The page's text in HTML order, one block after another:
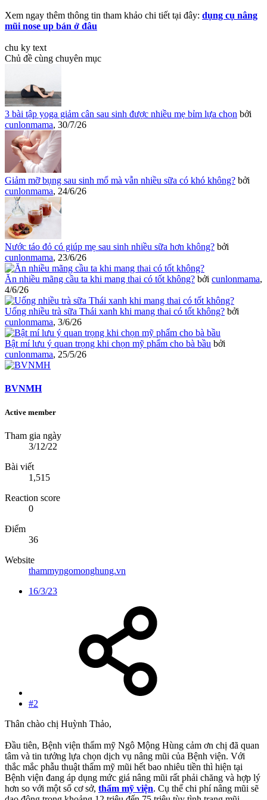
Xem ngay thêm thông tin tham khảo chi tiết tại đây: dụng cụ nâng
mũi nose up bán ở đâu
chu ky text
Chủ đề cùng chuyên mục
3 bài tập yoga giảm cân sau sinh được nhiều mẹ bỉm lựa chọn bởi
cunlonmama, 30/7/26
Giảm mỡ bụng sau sinh mổ mà vẫn nhiều sữa có khó không? bởi
cunlonmama, 24/6/26
Nước táo đỏ có giúp mẹ sau sinh nhiều sữa hơn không? bởi
cunlonmama, 23/6/26
Ăn nhiều mãng cầu ta khi mang thai có tốt không? bởi cunlonmama,
4/6/26
Uống nhiều trà sữa Thái xanh khi mang thai có tốt không? bởi
cunlonmama, 3/6/26
Bật mí lưu ý quan trọng khi chọn mỹ phẩm cho bà bầu bởi
cunlonmama, 25/5/26
BVNMH
Active member
Tham gia ngày
3/12/22
Bài viết
1,515
Reaction score
0
Điểm
36
Website
thammyngomonghung.vn
16/3/23
#2
Thân chào chị Huỳnh Thảo,
Đầu tiên, Bệnh viện thẩm mỹ Ngô Mộng Hùng cảm ơn chị đã quan
tâm và tin tưởng lựa chọn dịch vụ nâng mũi của Bệnh viện. Với
thắc mắc phẫu thuật thẩm mỹ mũi hết bao nhiêu tiền thì hiện tại
Bệnh viện đang áp dụng mức giá nâng mũi rất phải chăng và hợp lý
hơn so với một số cơ sở, thẩm mỹ viện. Cụ thể chi phí nâng mũi sẽ